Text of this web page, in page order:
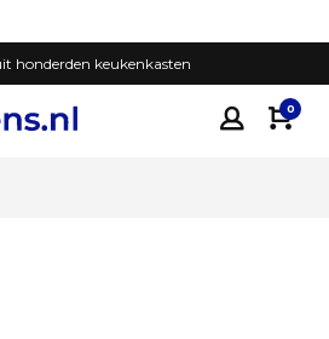
honderden keukenkasten
0